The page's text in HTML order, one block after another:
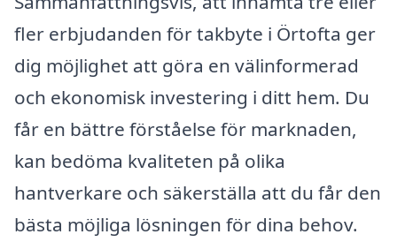
fler erbjudanden för takbyte i Örtofta ger
dig möjlighet att göra en välinformerad
och ekonomisk investering i ditt hem. Du
får en bättre förståelse för marknaden,
kan bedöma kvaliteten på olika
hantverkare och säkerställa att du får den
bästa möjliga lösningen för dina behov.